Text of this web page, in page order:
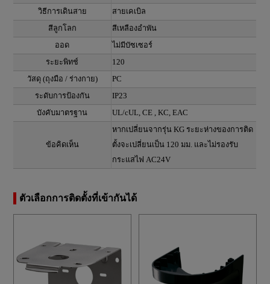
วิธีการเดินสาย
สายเคเบิล
สีลูกโลก
สีเหลืองอำพัน
ออด
ไม่มีบัซเซอร์
ระยะพิทช์
120
วัสดุ (ถุงมือ / ร่างกาย)
PC
ระดับการป้องกัน
IP23
บังคับมาตรฐาน
UL/cUL, CE , KC, EAC
ข้อคิดเห็น
หากเปลี่ยนจากรุ่น KG ระยะห่างของการติด
ตั้งจะเปลี่ยนเป็น 120 มม. และไม่รองรับ
กระแสไฟ AC24V
ตัวเลือกการติดตั้งที่เข้ากันได้